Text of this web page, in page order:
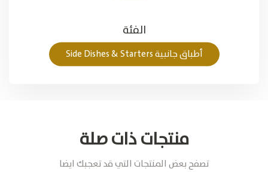
الفئة
أطباق جانبية Side Dishes & Starters
منتجات ذات صلة
تصفح بعض المنتجات التي قد تعجبك ايضا